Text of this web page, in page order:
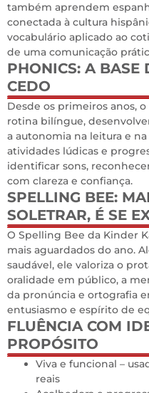
também aprendem
conectada à cultura
vocabulário aplicado ao
de uma comunicação
PHONICS: A BASE
CEDO
0
Desde os primeiros anos,
rotina bilíngue,
a autonomia na leitura e
atividades lúdicas e
identificar sons,
com clareza e confiança.
SPELLING BEE:
SOLETRAR, É SE
0
O Spelling Bee da Kinder
mais aguardados do ano.
saudável, ele valoriza o
oralidade em público, a
da pronúncia e ortografia
entusiasmo e espírito de
FLUÊNCIA COM
PROPÓSITO
0
Viva e funcional –
reais